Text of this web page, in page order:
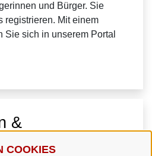
COOKIES
und Bürger. Sie
registrieren. Mit einem
Sie sich in unserem Portal
&